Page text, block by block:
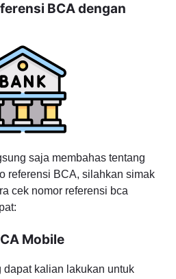
BCA dengan
saja membahas tentang
referensi BCA, silahkan simak
cek nomor referensi bca
Mobile
dapat kalian lakukan untuk